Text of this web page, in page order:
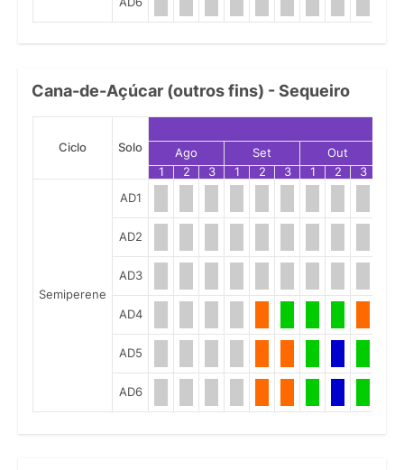
Cana-de-Açúcar (outros fins) - Sequeiro
Ciclo Solo Ago Set Out
1
2 3 1 2 3 1 2 3
Semiperene
AD1
AD2
AD3
AD4
AD5
AD6